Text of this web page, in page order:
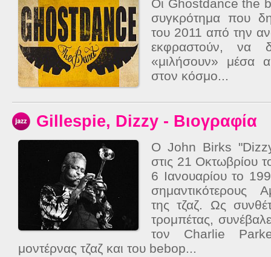
Οι Ghostdance the
συγκρότημα που
του 2011 από την
εκφραστούν, να
«μιλήσουν» μέσα
στον κόσμο...
Gillespie, Dizzy - Βιογραφία
Ο John Birks
στις 21 Οκτωβρίου
6 Ιανουαρίου το
σημαντικότερους
της τζαζ. Ως
τρομπέτας,
τον Charlie
μοντέρνας τζαζ και του bebop...